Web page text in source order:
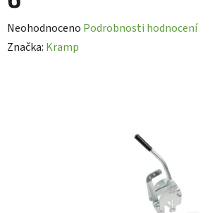
Průměrné
hodnocení
Neohodnoceno Podrobnosti hodnocení
Značka: Kramp